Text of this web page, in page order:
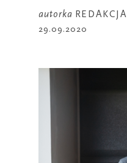
autorka REDAKCJA
29.09.2020